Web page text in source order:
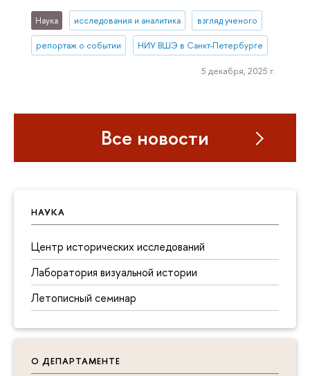
НАУКА
Центр исторических исследований
Лаборатория визуальной истории
Летописный семинар
О ДЕПАРТАМЕНТЕ
Наука исследования и аналитика взгляд ученого
репортаж о событии НИУ ВШЭ в Санкт-Петербурге
5 декабря, 2025 г.
Все новости